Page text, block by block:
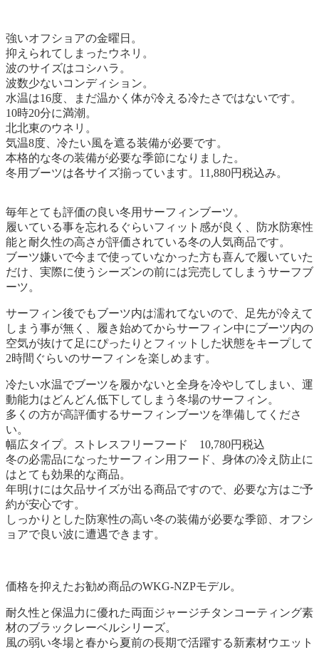
強いオフショアの金曜日。
抑えられてしまったウネリ。
波のサイズはコシハラ。
波数少ないコンディション。
水温は16度、まだ温かく体が冷える冷たさではないです。
10時20分に満潮。
北北東のウネリ。
気温8度、冷たい風を遮る装備が必要です。
本格的な冬の装備が必要な季節になりました。
冬用ブーツは各サイズ揃っています。11,880円税込み。
毎年とても評価の良い冬用サーフィンブーツ。
履いている事を忘れるぐらいフィット感が良く、防水防寒性
能と耐久性の高さが評価されている冬の人気商品です。
ブーツ嫌いで今まで使っていなかった方も喜んで履いていた
だけ、実際に使うシーズンの前には完売してしまうサーフブ
ーツ。
サーフィン後でもブーツ内は濡れてないので、足先が冷えて
しまう事が無く、履き始めてからサーフィン中にブーツ内の
空気が抜けて足にぴったりとフィットした状態をキープして
2時間ぐらいのサーフィンを楽しめます。
冷たい水温でブーツを履かないと全身を冷やしてしまい、運
動能力はどんどん低下してしまう冬場のサーフィン。
多くの方が高評価するサーフィンブーツを準備してくださ
い。
幅広タイプ。
ストレスフリーフード 10,780円税込
冬の必需品になったサーフィン用フード、身体の冷え防止に
はとても効果的な商品。
年明けには欠品サイズが出る商品ですので、必要な方はご予
約が安心です。
しっかりとした防寒性の高い冬の装備が必要な季節、オフシ
ョアで良い波に遭遇できます。
価格を抑えたお勧め商品のWKG-NZPモデル。
耐久性と保温力に優れた両面ジャージチタンコーティング素
材のブラックレーベルシリーズ。
風の弱い冬場と春から夏前の長期で活躍する新素材ウエット